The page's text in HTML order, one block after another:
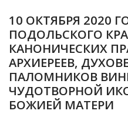
10 ОКТЯБРЯ 2020
ПОДОЛЬСКОГО
КАНОНИЧЕСКИХ
АРХИЕРЕЕВ,
ПАЛОМНИКОВ
ЧУДОТВОРНОЙ
БОЖИЕЙ МАТЕРИ